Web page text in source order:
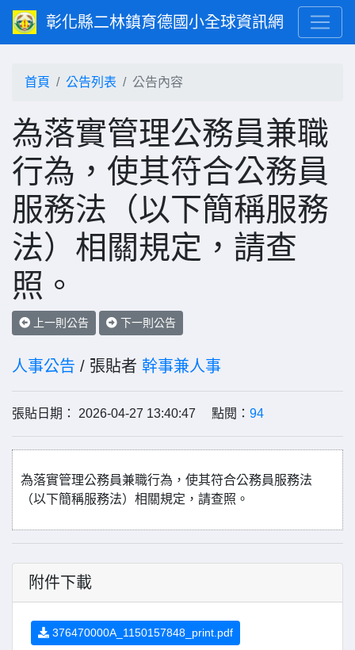
彰化縣二林鎮育德國小全球資訊網
首頁 公告列表 公告內容
為落實管理公務員兼職
行為，使其符合公務員
服務法（以下簡稱服務
法）相關規定，請查
照。
上一則公告 下一則公告
人事公告 / 張貼者 幹事兼人事
張貼日期： 2026-04-27 13:40:47 點閱： 94
為落實管理公務員兼職行為，使其符合公務員服務法
（以下簡稱服務法）相關規定，請查照。
附件下載
376470000A_1150157848_print.pdf